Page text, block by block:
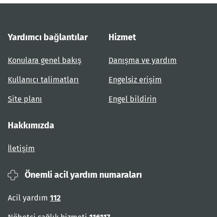
Yardımcı bağlantılar
Konulara genel bakış
Kullanıcı talimatları
Site planı
Hizmet
Danışma ve yardım
Engelsiz erişim
Engel bildirin
Hakkımızda
İletişim
Önemli acil yardım numaraları
Acil yardım 112